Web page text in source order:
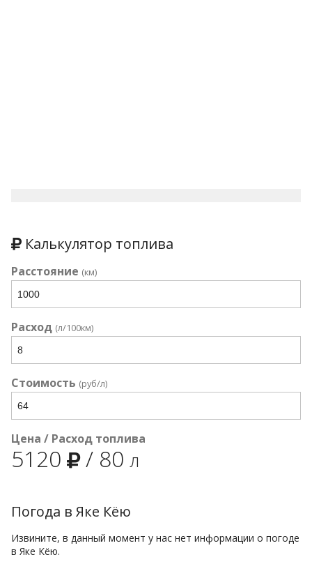
Калькулятор топлива
Расстояние (км)
Расход (л/100км)
Стоимость (руб/л)
Цена / Расход топлива
5120 / 80 л
Погода в Яке Кёю
Извините, в данный момент у нас нет информации о погоде
в Яке Кёю.